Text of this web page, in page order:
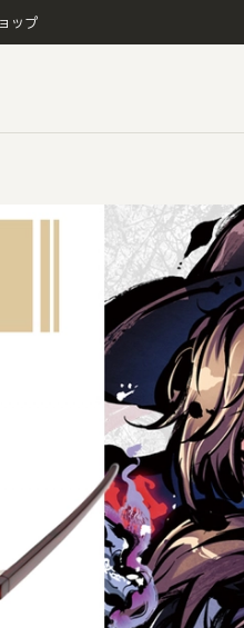
ップ